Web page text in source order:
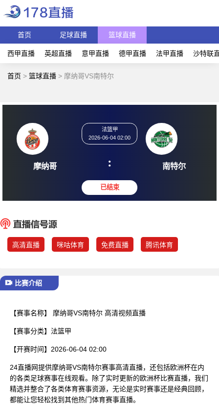
首页 足球直播 篮球直播
西甲直播 英超直播 意甲直播 德甲直播 法甲直播 沙特联
首页 > 篮球直播 > 摩纳哥VS南特尔
摩纳哥
2026-06-04 02:00
: 南
高清直播 咪咕体育 免费直播 腾讯体育
比赛介绍
【赛事名称】 摩纳哥VS南特尔 高清视频直播
【赛事分类】 法篮甲
【开赛时间】 2026-06-04 02:00
24直播网提供摩纳哥VS南特尔赛事高清直播，还包括欧洲杯在内
的各类足球赛事在线观看。除了实时更新的欧洲杯比赛直播，我们
精选并整合了各类体育赛事资源，无论是实时赛事还是经典回顾，
都能让您轻松找到其他热门体育赛事直播。